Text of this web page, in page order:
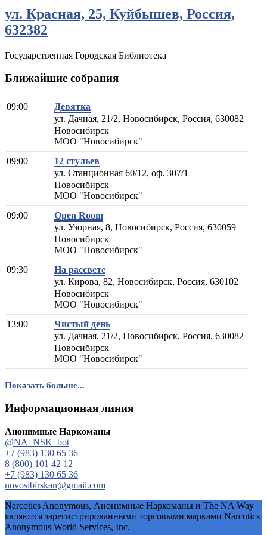
ул. Красная, 25, Куйбышев, Россия,
632382
Государственная Городская Библиотека
Ближайшие собрания
09:00
Девятка
ул. Дачная, 21/2, Новосибирск, Россия, 630082
Новосибирск
МОО "Новосибирск"
09:00
12 стульев
ул. Станционная 60/12, оф. 307/1
Новосибирск
МОО "Новосибирск"
09:00
Open Room
ул. Узорная, 8, Новосибирск, Россия, 630059
Новосибирск
МОО "Новосибирск"
09:30
На рассвете
ул. Кирова, 82, Новосибирск, Россия, 630102
Новосибирск
МОО "Новосибирск"
13:00
Чистый день
ул. Дачная, 21/2, Новосибирск, Россия, 630082
Новосибирск
МОО "Новосибирск"
Показать больше...
Информационная линия
Анонимные Наркоманы
@NA_NSK_bot
+7 (983) 130 65 36
8 (800) 101 42 12
+7 (983) 130 65 36
novosibirskan@gmail.com
Narcotics Anonymous, Анонимные Наркоманы и The NA Way
являются зарегистрированными торговыми марками Narcotics
Anonymous World Services, Inc.